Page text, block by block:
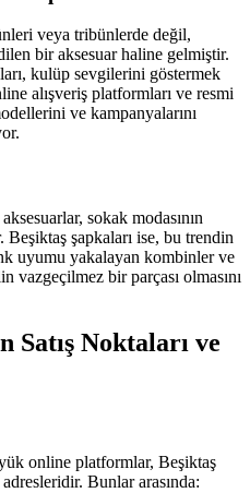
veya tribünlerde değil,
bir aksesuar haline gelmiştir.
kulüp sevgilerini göstermek
alışveriş platformları ve resmi
ve kampanyalarını
sokak modasının
şapkaları ise, bu trendin
uyumu yakalayan kombinler ve
vazgeçilmez bir parçası olmasını
Satış Noktaları ve
online platformlar, Beşiktaş
Bunlar arasında: